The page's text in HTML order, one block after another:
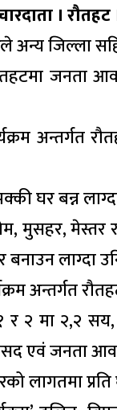
।
अन्य जिल्ला
जनता
अन्तर्गत
घर बन्न
मुसहर,
लाग्दा
अन्तर्गत
र २ मा २,२
एवं जनता
लागतमा